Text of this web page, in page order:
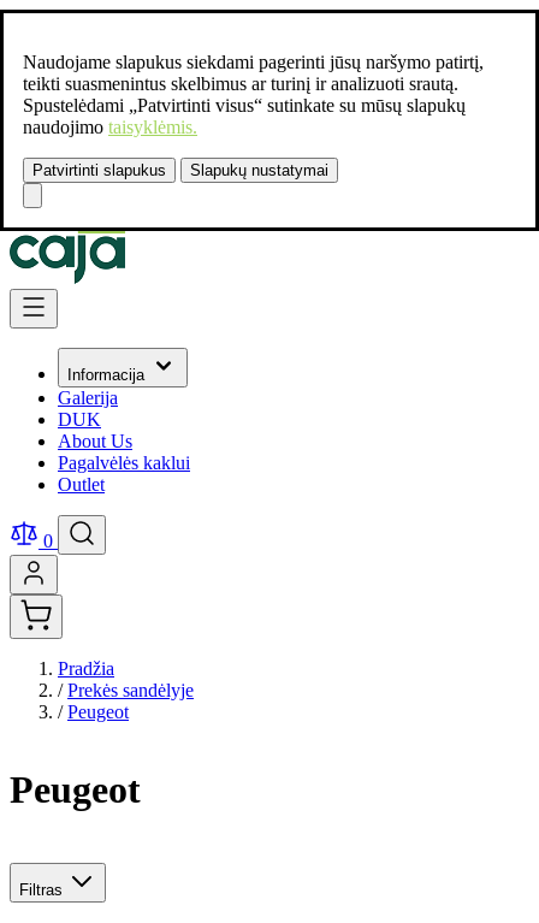
Naudojame slapukus siekdami pagerinti jūsų naršymo patirtį,
teikti suasmenintus skelbimus ar turinį ir analizuoti srautą.
Spustelėdami „Patvirtinti visus“ sutinkate su mūsų slapukų
naudojimo taisyklėmis.
Patvirtinti slapukus Slapukų nustatymai
Susisiekite:
Skip to Content
Informacija
Galerija
DUK
About Us
Pagalvėlės kaklui
Outlet
0
Pradžia
/ Prekės sandėlyje
/ Peugeot
Peugeot
Filtras